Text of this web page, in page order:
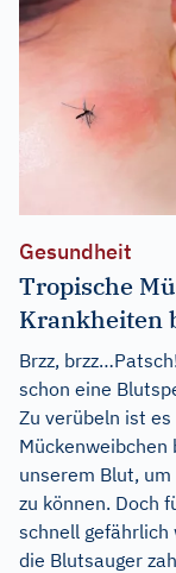
Gesundheit
Tropische
Krankheiten
Brzz,
schon eine
Zu verübeln ist
unserem Blut,
zu können. Doch
schnell gefährlich
die Blutsauger